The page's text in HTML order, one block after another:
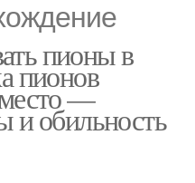
пионы в
пионов
—
и обильность